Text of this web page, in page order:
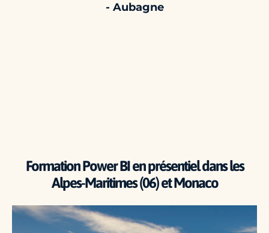
- Aubagne
Formation Power BI en présentiel dans les
Alpes-Maritimes (06) et Monaco